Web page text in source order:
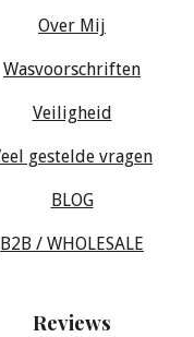
Over Mij
Wasvoorschriften
Veiligheid
gestelde vragen
BLOG
B2B / WHOLESALE
Reviews